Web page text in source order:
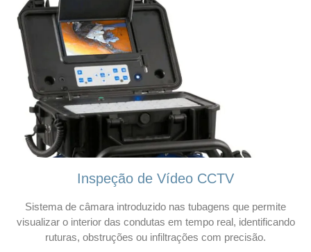
Inspeção de Vídeo CCTV
Sistema de câmara introduzido nas tubagens que permite
visualizar o interior das condutas em tempo real, identificando
ruturas, obstruções ou infiltrações com precisão.